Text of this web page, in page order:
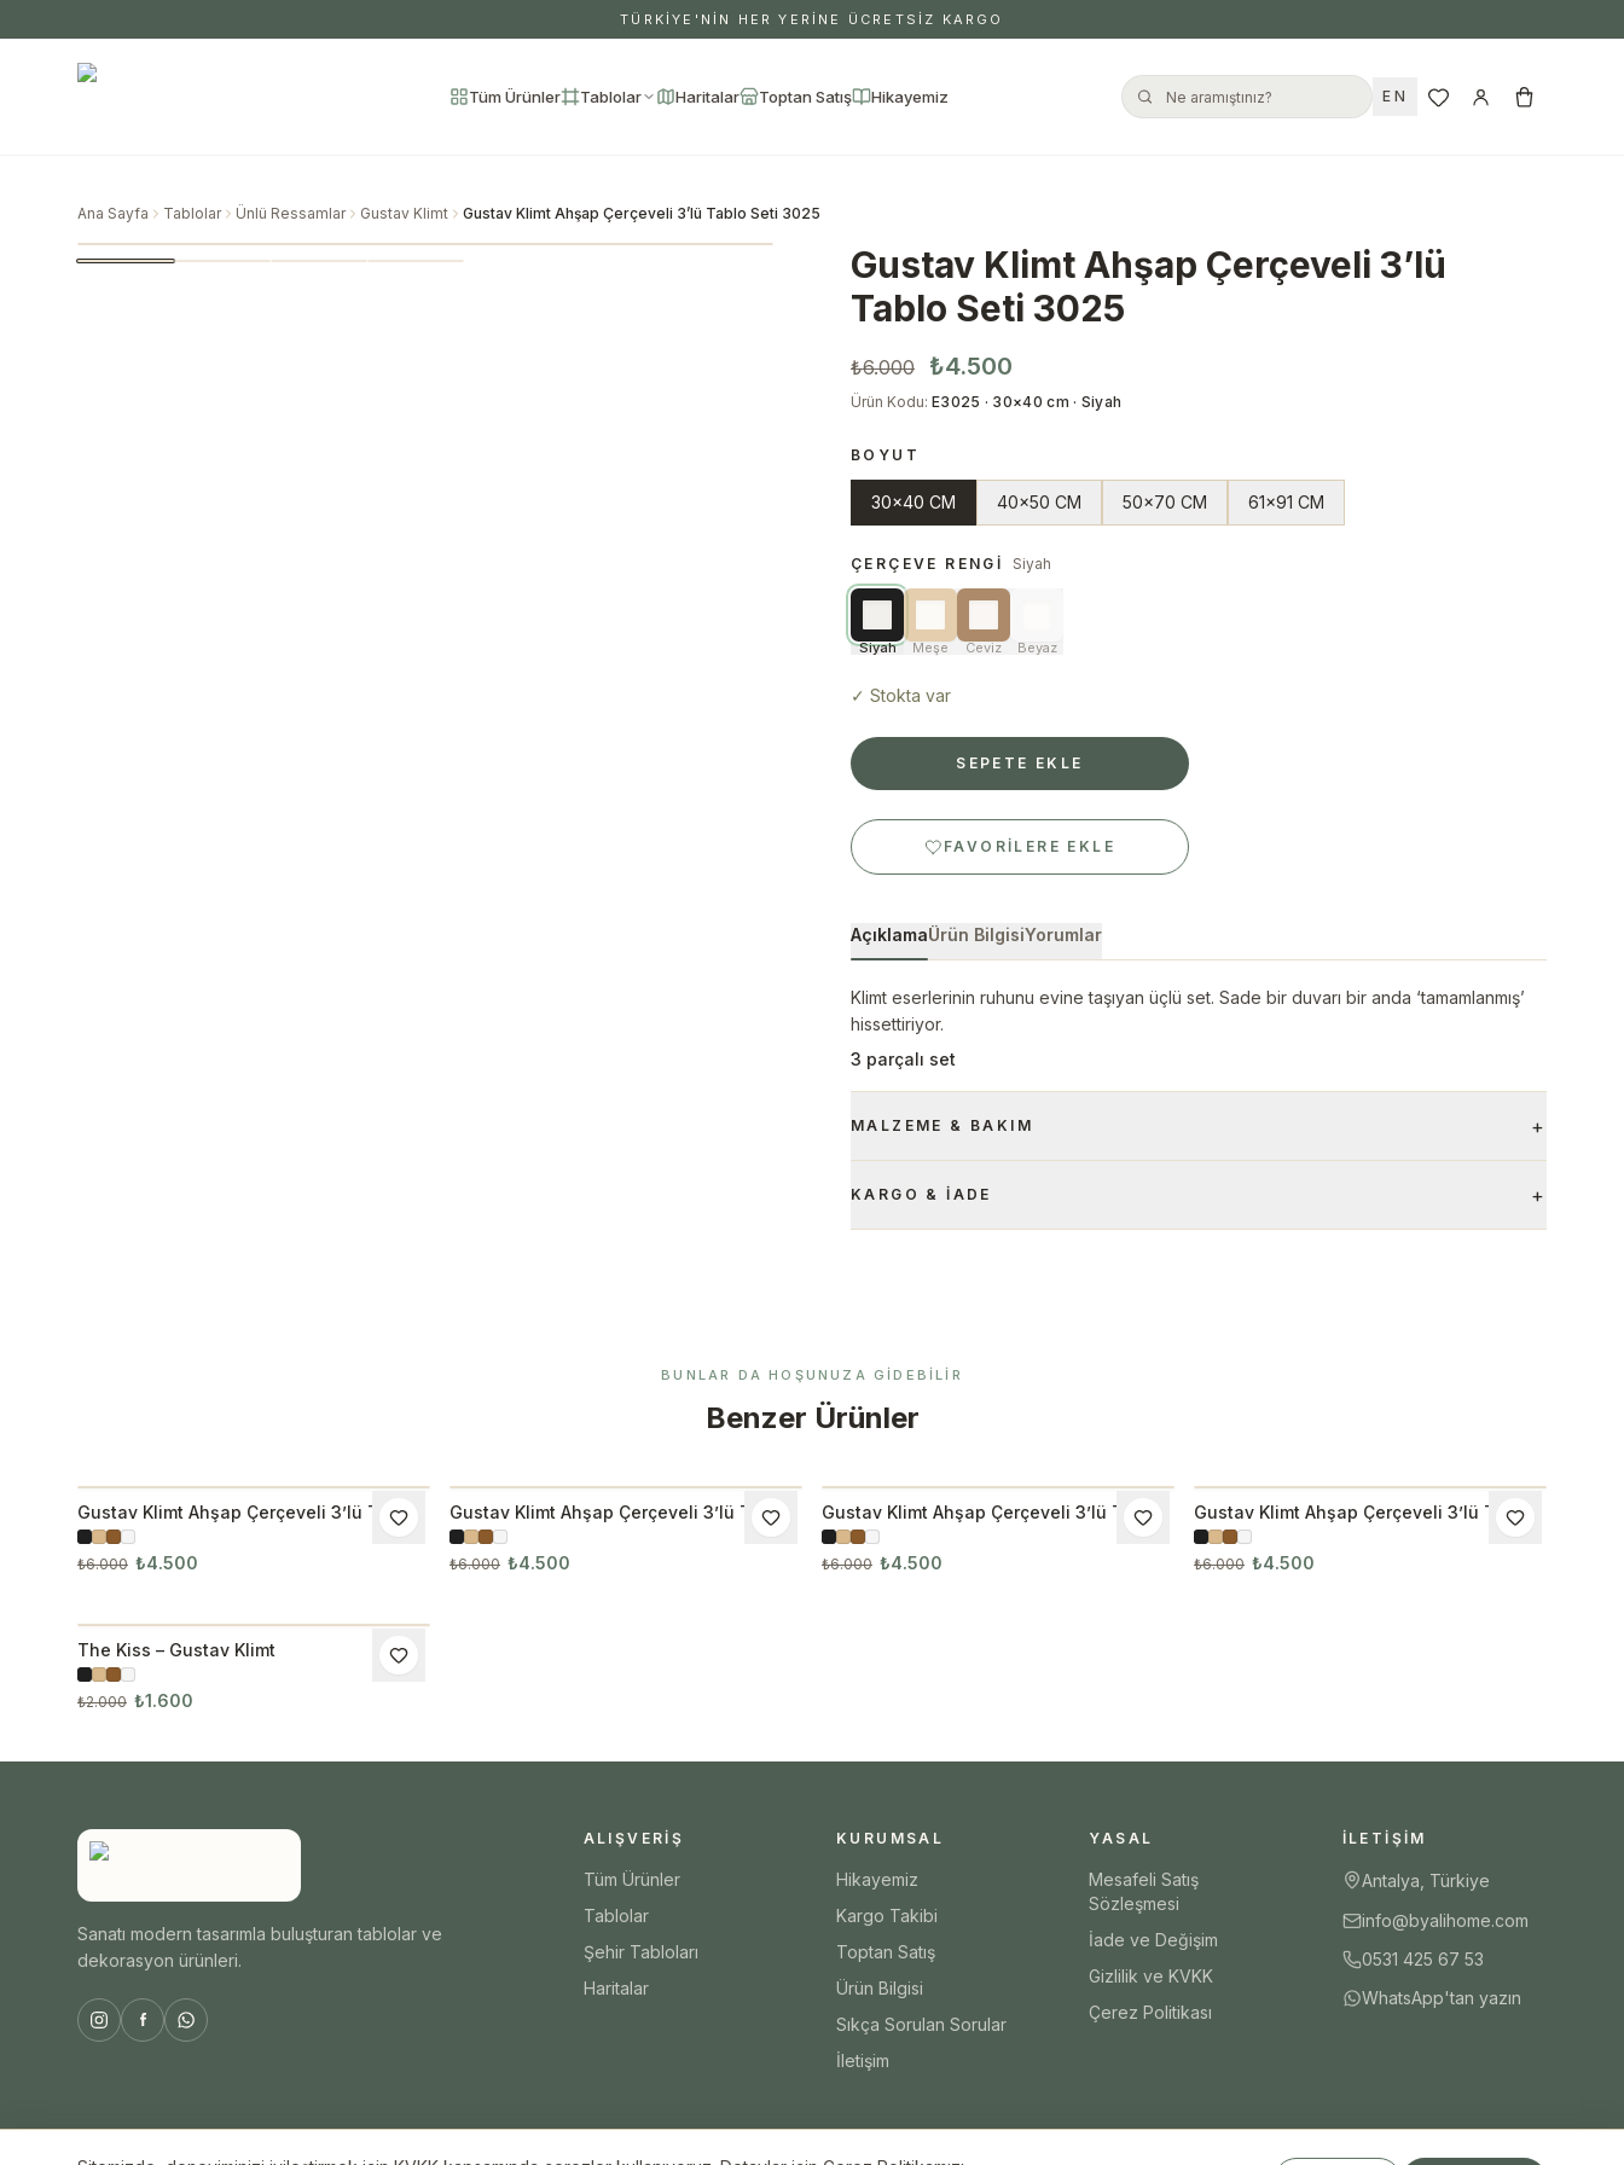
TÜRKİYE'NİN HER YERİNE ÜCRETSİZ KARGO
Tüm Ürünler Tablolar Haritalar Toptan Satış Hikayemiz EN
Ana Sayfa Tablolar Ünlü Ressamlar Gustav Klimt Gustav Klimt Ahşap Çerçeveli 3’lü Tablo Seti 3025
Gustav Klimt Ahşap Çerçeveli 3’lü
Tablo Seti 3025
₺6.000 ₺4.500
Ürün Kodu: E3025 · 30×40 cm · Siyah
BOYUT
30x40 CM 40x50 CM 50x70 CM 61x91 CM
ÇERÇEVE RENGI Siyah
Siyah Meşe Ceviz Beyaz
✓ Stokta var
SEPETE EKLE
FAVORILERE EKLE
AçıklamaÜrün BilgisiYorumlar
Klimt eserlerinin ruhunu evine taşıyan üçlü set. Sade bir duvarı bir anda ‘tamamlanmış’
hissettiriyor.
3 parçalı set
MALZEME & BAKIM +
KARGO & İADE +
BUNLAR DA HOŞUNUZA GIDEBILIR
Benzer Ürünler
İNDIRIM
Gustav Klimt Ahşap Çerçeveli 3’lü Tablo
Seti 3021
₺6.000 ₺4.500
İNDIRIM
Gustav Klimt Ahşap Çerçeveli 3’lü Tablo
Seti 3022
₺6.000 ₺4.500
İNDIRIM
Gustav Klimt Ahşap Çerçeveli 3’lü Tablo
Seti 3023
₺6.000 ₺4.500
İNDIRIM
Gustav Klimt Ahşap Çerçeveli 3’lü Tablo
Seti 3024
₺6.000 ₺4.500
İNDIRIM
The Kiss – Gustav Klimt
₺2.000 ₺1.600
Sanatı modern tasarımla buluşturan tablolar ve
dekorasyon ürünleri.
ALIŞVERIŞ
Tüm Ürünler
Tablolar
Şehir Tabloları
Haritalar
KURUMSAL
Hikayemiz
Kargo Takibi
Toptan Satış
Ürün Bilgisi
Sıkça Sorulan Sorular
İletişim
YASAL
Mesafeli Satış
Sözleşmesi
İade ve Değişim
Gizlilik ve KVKK
Çerez Politikası
İLETIŞIM
Antalya, Türkiye
info@byalihome.com
0531 425 67 53
WhatsApp'tan yazın